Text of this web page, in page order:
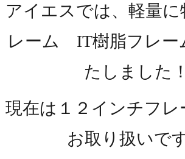
アイエスでは、軽量に
レーム IT樹脂フレー
たしました！
現在は１２インチフレ
お取り扱いです